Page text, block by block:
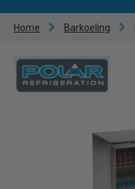
Home Barkoeling